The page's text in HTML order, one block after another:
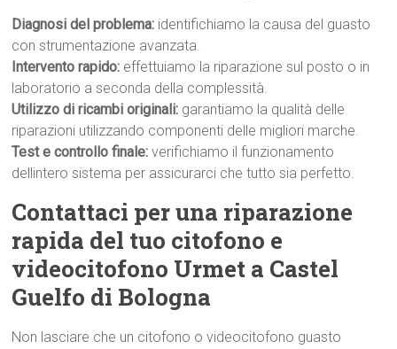
Diagnosi del problema: identifichiamo la causa del guasto
con strumentazione avanzata.
Intervento rapido: effettuiamo la riparazione sul posto o in
laboratorio a seconda della complessità.
Utilizzo di ricambi originali: garantiamo la qualità delle
riparazioni utilizzando componenti delle migliori marche.
Test e controllo finale:verifichiamo il funzionamento
dellintero sistema per assicurarci che tutto sia perfetto.
Contattaci per una riparazione
rapida del tuo citofono e
videocitofono Urmet a Castel
Guelfo di Bologna
Non lasciare che un citofono o videocitofono guasto